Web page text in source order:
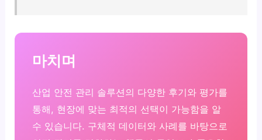
마치며
산업 안전 관리 솔루션의 다양한 후기와 평가를
통해, 현장에 맞는 최적의 선택이 가능함을 알
수 있습니다. 구체적 데이터와 사례를 바탕으로